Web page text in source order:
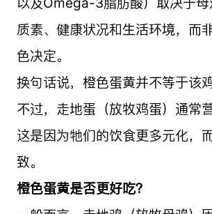
质素、健康状况和生活环境，而
色决定。
换句话说，橙色蛋黄并不等于该鸡
不过，走地蛋（放牧鸡蛋）通常
这是因为牠们的饮食更多元化，
致。
橙色蛋黄是否更好吃？